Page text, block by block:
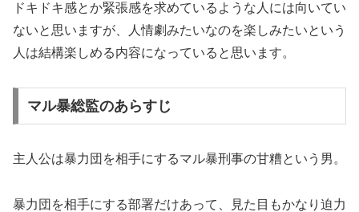
ドキドキ感とか緊張感を求めているような人には向いてい
ないと思いますが、人情劇みたいなのを楽しみたいという
人は結構楽しめる内容になっていると思います。
マル暴総監のあらすじ
主人公は暴力団を相手にするマル暴刑事の甘糟という男。
暴力団を相手にする部署だけあって、見た目もかなり迫力